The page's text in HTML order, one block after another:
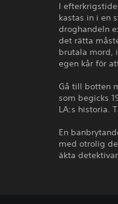
I
kastas in i en
droghandeln
det rätta
brutala mord,
egen kår för
Gå till botten
som begicks
LA:s historia.
En
med otrolig
äkta